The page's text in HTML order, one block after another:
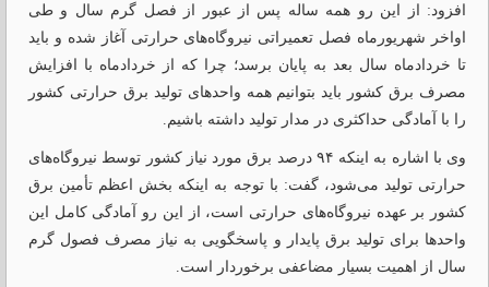
افزود: از این رو همه ساله پس از عبور از فصل گرم سال و طی
اواخر شهریورماه فصل تعمیراتی نیروگاه‌های حرارتی آغاز شده و باید
تا خردادماه سال بعد به پایان برسد؛ چرا که از خردادماه با افزایش
مصرف برق کشور باید بتوانیم همه واحدهای تولید برق حرارتی کشور
را با آمادگی حداکثری در مدار تولید داشته باشیم.
وی با اشاره به اینکه ۹۴ درصد برق مورد نیاز کشور توسط نیروگاه‌های
حرارتی تولید می‌شود، گفت: با توجه به اینکه بخش اعظم تأمین برق
کشور بر عهده نیروگاه‌های حرارتی است، از این رو آمادگی کامل این
واحدها برای تولید برق پایدار و پاسخگویی به نیاز مصرف فصول گرم
سال از اهمیت بسیار مضاعفی برخوردار است.